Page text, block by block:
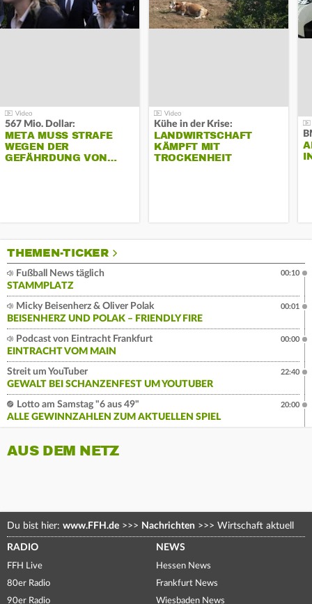
567 Mio. Dollar:
META MUSS STRAFE
WEGEN DER
GEFÄHRDUNG VON…
Kühe in der Krise:
LANDWIRTSCHAFT
KÄMPFT MIT
TROCKENHEIT
THEMEN-TICKER
Fußball News täglich
STAMMPLATZ
00:10
Micky Beisenherz & Oliver Polak
BEISENHERZ UND POLAK – FRIENDLY FIRE
00:01
Podcast von Eintracht Frankfurt
EINTRACHT VOM MAIN
00:00
Streit um YouTuber
GEWALT BEI SCHANZENFEST UM YOUTUBER
22:40
Lotto am Samstag "6 aus 49"
ALLE GEWINNZAHLEN ZUM AKTUELLEN SPIEL
20:00
AUS DEM NETZ
Du bist hier: www.FFH.de >>> Nachrichten >>> Wirtschaft aktuell
RADIO
FFH Live
80er Radio
90er Radio
NEWS
Hessen News
Frankfurt News
Wiesbaden News